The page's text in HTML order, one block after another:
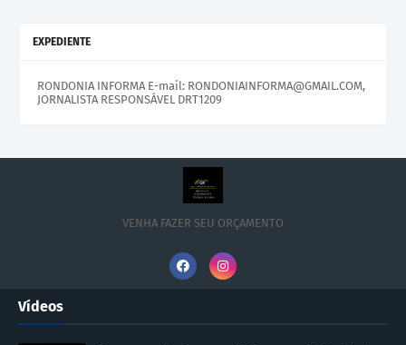
EXPEDIENTE
RONDONIA INFORMA E-mail: RONDONIAINFORMA@GMAIL.COM,
JORNALISTA RESPONSÁVEL DRT1209
VENHA FAZER SEU ORÇAMENTO
Vídeos